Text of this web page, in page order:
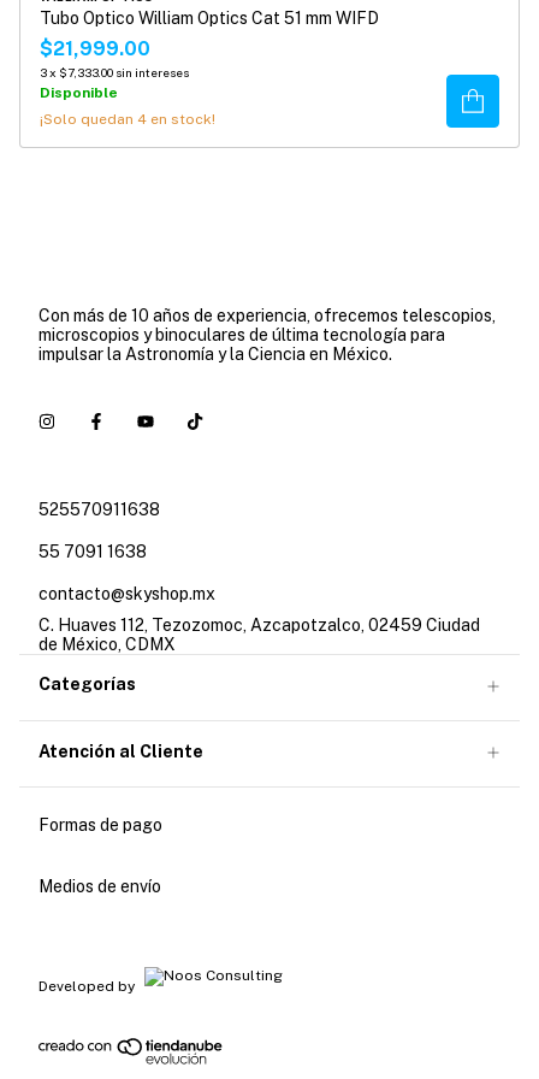
Tubo Optico William Optics Cat 51 mm WIFD
$21,999.00
3x $7,333.00 sin intereses
Disponible
¡Solo quedan 4 en stock!
Comprar
Con más de 10 años de experiencia, ofrecemos telescopios,
microscopios y binoculares de última tecnología para
impulsar la Astronomía y la Ciencia en México.
525570911638
55 7091 1638
contacto@skyshop.mx
C. Huaves 112, Tezozomoc, Azcapotzalco, 02459 Ciudad
de México, CDMX
Categorías
Atención al Cliente
Formas de pago
Medios de envío
Developed by